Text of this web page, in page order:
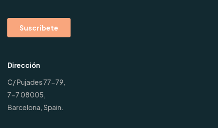
Dirección
C/ Pujades 77-79,
7-7 08005,
Barcelona, Spain.